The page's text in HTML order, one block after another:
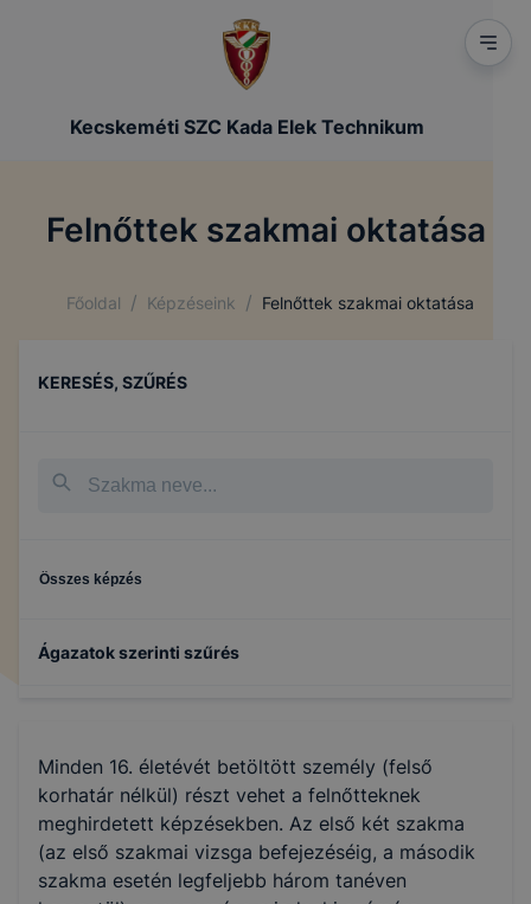
Kecskeméti SZC Kada Elek Technikum
Felnőttek szakmai oktatása
Főoldal / Képzéseink / Felnőttek szakmai oktatása
KERESÉS, SZŰRÉS
Összes képzés
Ágazatok szerinti szűrés
Minden 16. életévét betöltött személy (felső
korhatár nélkül) részt vehet a felnőtteknek
meghirdetett képzésekben. Az első két szakma
(az első szakmai vizsga befejezéséig, a második
szakma esetén legfeljebb három tanéven